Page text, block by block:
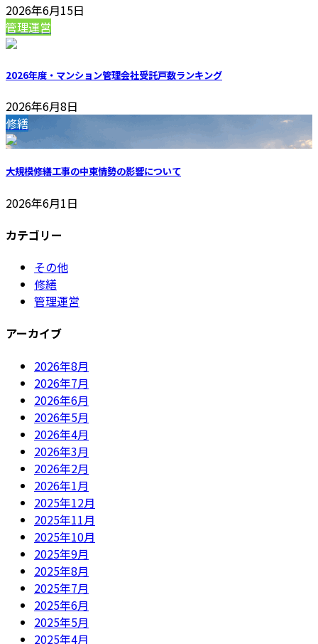
2026年6月15日
管理運営
2026年度・マンション管理会社受託戸数ランキング
2026年6月8日
修繕
大規模修繕工事の中東情勢の影響について
2026年6月1日
カテゴリー
その他
修繕
管理運営
アーカイブ
2026年8月
2026年7月
2026年6月
2026年5月
2026年4月
2026年3月
2026年2月
2026年1月
2025年12月
2025年11月
2025年10月
2025年9月
2025年8月
2025年7月
2025年6月
2025年5月
2025年4月